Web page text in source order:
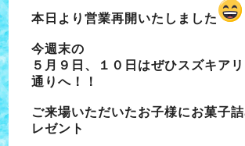
本日より営業再開いたしました
今週末の
５月９日、１０日はぜひスズキア
通りへ！！
ご来場いただいたお子様にお菓子
レゼント